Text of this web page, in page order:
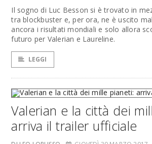
Il sogno di Luc Besson si è trovato in
tra blockbuster e, per ora, ne è uscito
ancora i risultati mondiali e solo allora
futuro per Valerian e Laureline.
LEGGI
Valerian e la città dei
arriva il trailer ufficiale